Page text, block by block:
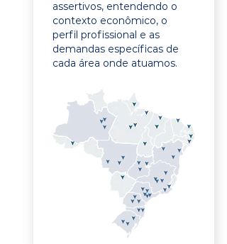
assertivos, entendendo o
contexto econômico, o
perfil profissional e as
demandas específicas de
cada área onde atuamos.